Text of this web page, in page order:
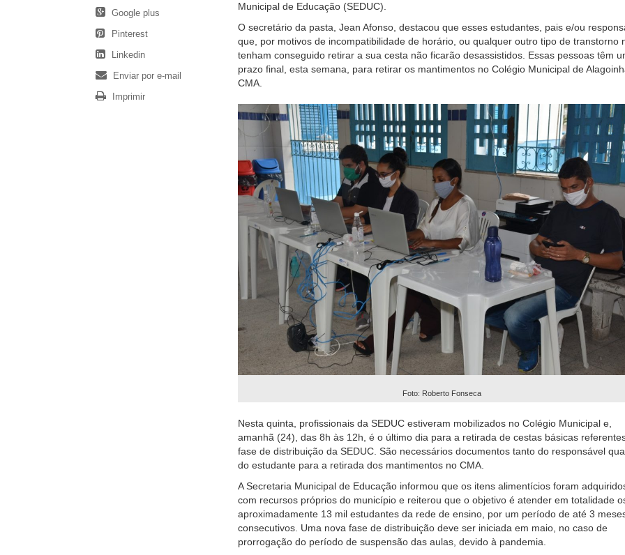
Municipal de Educação (SEDUC).
O secretário da pasta, Jean Afonso, destacou que esses estudantes, pais e/ou
que, por motivos de incompatibilidade de horário, ou qualquer outro tipo de transtorno
tenham conseguido retirar a sua cesta não ficarão desassistidos. Essas pessoas têm
prazo final, esta semana, para retirar os mantimentos no Colégio Municipal de
CMA.
Foto: Roberto Fonseca
Nesta quinta, profissionais da SEDUC estiveram mobilizados no Colégio Municipal e,
amanhã (24), das 8h às 12h, é o último dia para a retirada de cestas básicas
fase de distribuição da SEDUC. São necessários documentos tanto do responsável
do estudante para a retirada dos mantimentos no CMA.
A Secretaria Municipal de Educação informou que os itens alimentícios foram
com recursos próprios do município e reiterou que o objetivo é atender em totalidade
aproximadamente 13 mil estudantes da rede de ensino, por um período de até 3
consecutivos. Uma nova fase de distribuição deve ser iniciada em maio, no caso de
prorrogação do período de suspensão das aulas, devido à pandemia.
Google plus
Pinterest
Linkedin
Enviar por e-mail
Imprimir